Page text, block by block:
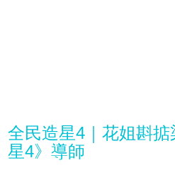
全民造星4｜花姐斟
星4》導師